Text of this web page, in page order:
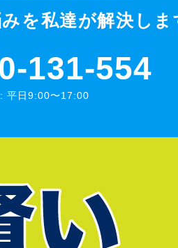
を私達が解決しま
131-554
平日9:00〜17:00